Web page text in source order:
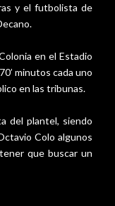
y el futbolista de
en el Estadio
minutos cada uno
en las tribunas.
del plantel, siendo
Colo algunos
que buscar un